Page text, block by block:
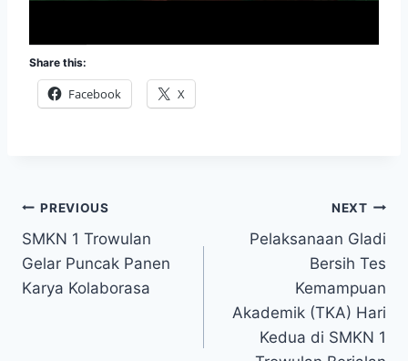
Share this:
Facebook X
Post
navigation
PREVIOUS
SMKN 1 Trowulan
Gelar Puncak Panen
Karya Kolaborasa
NEXT
Pelaksanaan Gladi
Bersih Tes
Kemampuan
Akademik (TKA) Hari
Kedua di SMKN 1